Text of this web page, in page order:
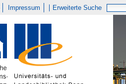
Impressum Erweiterte Suche